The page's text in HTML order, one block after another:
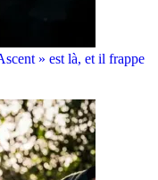
» est là, et il frappe